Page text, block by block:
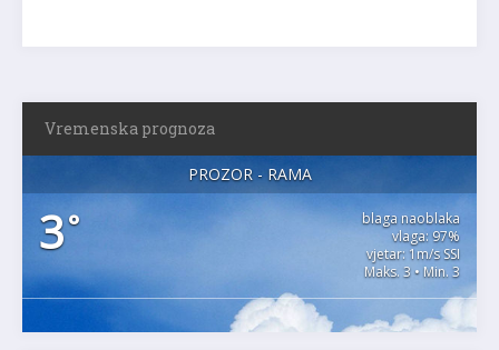
Vremenska prognoza
PROZOR - RAMA
3°
blaga naoblaka
vlaga: 97%
vjetar: 1m/s SSI
Maks. 3 • Min. 3